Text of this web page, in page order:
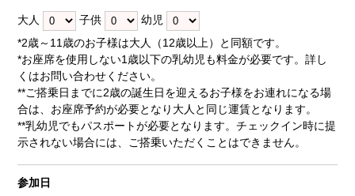
大人 子供
幼児
*2歳～11歳のお子様は大人（12歳以上）と同額です。
*お座席を使用しない1歳以下の乳幼児も料金が必要です。詳し
くはお問い合わせください。
**ご搭乗日までに2歳の誕生日を迎えるお子様をお連れになる場
合は、お座席予約が必要となり大人と同じ運賃となります。
**乳幼児でもパスポートが必要となります。チェックイン時に提
示されない場合には、ご搭乗いただくことはできません。
参加日